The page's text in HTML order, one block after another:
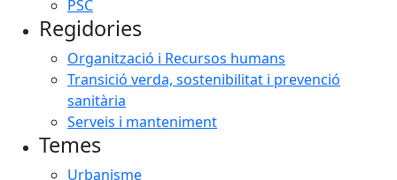
PSC
Regidories
Organització i Recursos humans
Transició verda, sostenibilitat i prevenció
sanitària
Serveis i manteniment
Temes
Urbanisme